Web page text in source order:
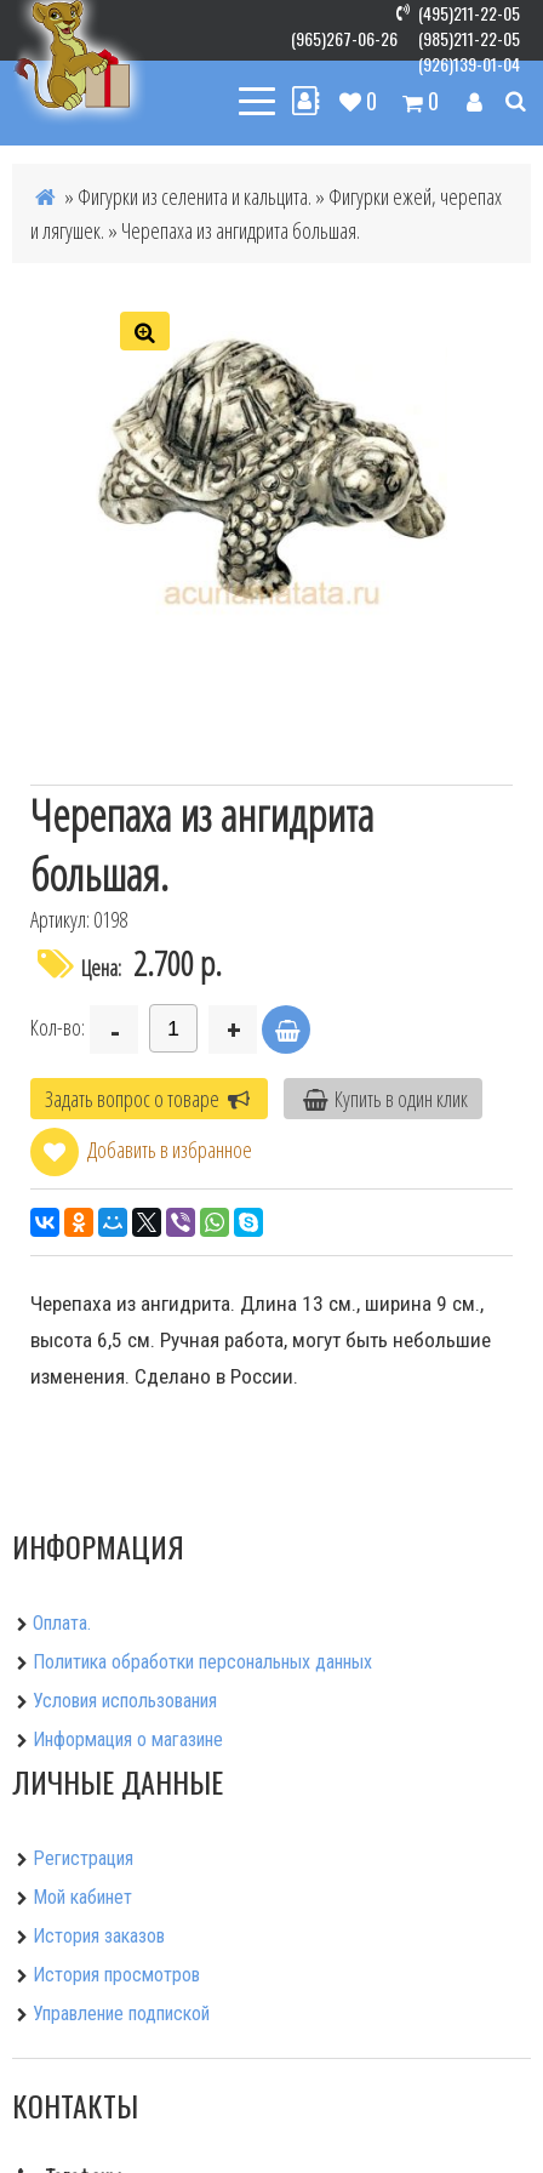
(495)211-22-05
(965)267-06-26
(985)211-22-05
(926)139-01-04
0 0
» Фигурки из селенита и кальцита. » Фигурки ежей, черепах
и лягушек. » Черепаха из ангидрита большая.
Черепаха из ангидрита
большая.
Артикул: 0198
Цена: 2.700 р.
Кол-во: - +
Задать вопрос о товаре
Купить в один клик
Добавить в избранное
Черепаха из ангидрита. Длина 13 см., ширина 9 см.,
высота 6,5 см. Ручная работа, могут быть небольшие
изменения. Сделано в России.
ИНФОРМАЦИЯ
Оплата.
Политика обработки персональных данных
Условия использования
Информация о магазине
ЛИЧНЫЕ ДАННЫЕ
Регистрация
Мой кабинет
История заказов
История просмотров
Управление подпиской
КОНТАКТЫ